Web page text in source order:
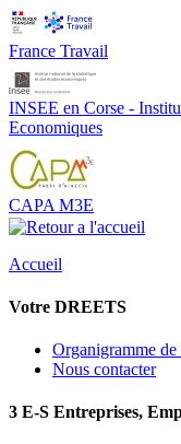
France Travail
INSEE en Corse -
Economiques
CAPA M3E
Accueil
Votre DREETS
Organigramme
Nous contacter
3 E-S Entreprises,